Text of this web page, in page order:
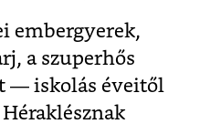
embergyerek,
a szuperhős
— iskolás éveitől